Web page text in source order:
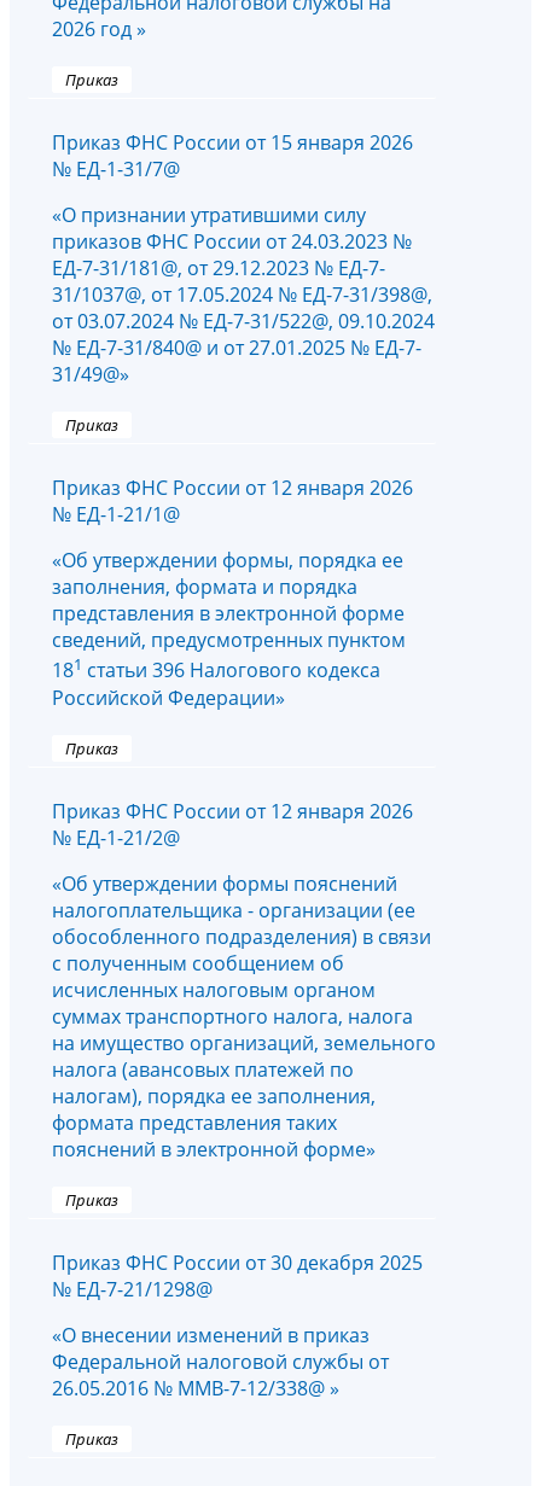
2026 год »
Приказ
Приказ ФНС России от 15 января 2026
№ ЕД-1-31/7@
«О признании утратившими силу
приказов ФНС России от 24.03.2023 №
ЕД-7-31/181@, от 29.12.2023 № ЕД-7-
31/1037@, от 17.05.2024 № ЕД-7-31/398@,
от 03.07.2024 № ЕД-7-31/522@, 09.10.2024
№ ЕД-7-31/840@ и от 27.01.2025 № ЕД-7-
31/49@»
Приказ
Приказ ФНС России от 12 января 2026
№ ЕД-1-21/1@
«Об утверждении формы, порядка ее
заполнения, формата и порядка
представления в электронной форме
сведений, предусмотренных пунктом
181 статьи 396 Налогового кодекса
Российской Федерации»
Приказ
Приказ ФНС России от 12 января 2026
№ ЕД-1-21/2@
«Об утверждении формы пояснений
налогоплательщика - организации (ее
обособленного подразделения) в связи
с полученным сообщением об
исчисленных налоговым органом
суммах транспортного налога, налога
на имущество организаций, земельного
налога (авансовых платежей по
налогам), порядка ее заполнения,
формата представления таких
пояснений в электронной форме»
Приказ
Приказ ФНС России от 30 декабря 2025
№ ЕД-7-21/1298@
«О внесении изменений в приказ
Федеральной налоговой службы от
26.05.2016 № ММВ-7-12/338@ »
Приказ